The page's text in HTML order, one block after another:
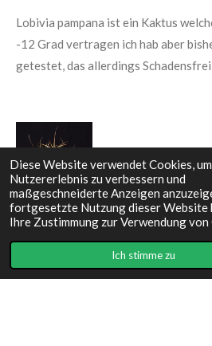
Diese Website verwendet Cookies,
Nutzererlebnis zu verbessern und
maßgeschneiderte Anzeigen
fortgesetzte Nutzung dieser
Ihre Zustimmung zur Verwendung von
Ich stimme zu
Lobivia pampana ist ein Kaktus
-12 Grad vertragen ich hab aber
getestet, das allerdings
Lobivia pampana, TB 0789.1,
, vermutlich bis -12 Grad bis -7 Grad